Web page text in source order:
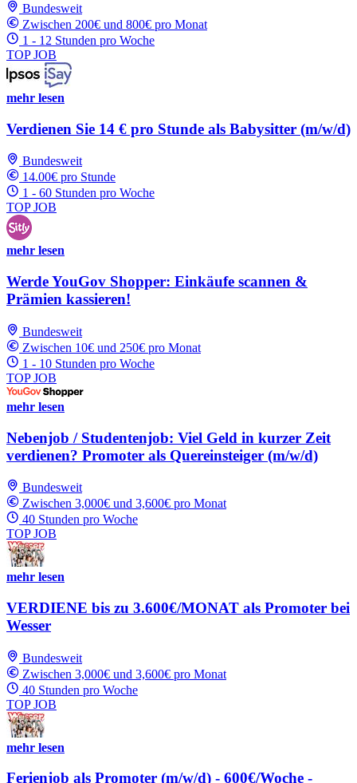
Bundesweit
Zwischen 200€ und 800€ pro Monat
1 - 12 Stunden pro Woche
TOP JOB
mehr lesen
Verdienen Sie 14 € pro Stunde als Babysitter (m/w/d)
Bundesweit
14.00€ pro Stunde
1 - 60 Stunden pro Woche
TOP JOB
mehr lesen
Werde YouGov Shopper: Einkäufe scannen &
Prämien kassieren!
Bundesweit
Zwischen 10€ und 250€ pro Monat
1 - 10 Stunden pro Woche
TOP JOB
mehr lesen
Nebenjob / Studentenjob: Viel Geld in kurzer Zeit
verdienen? Promoter als Quereinsteiger (m/w/d)
Bundesweit
Zwischen 3,000€ und 3,600€ pro Monat
40 Stunden pro Woche
TOP JOB
mehr lesen
VERDIENE bis zu 3.600€/MONAT als Promoter bei
Wesser
Bundesweit
Zwischen 3,000€ und 3,600€ pro Monat
40 Stunden pro Woche
TOP JOB
mehr lesen
Ferienjob als Promoter (m/w/d) - 600€/Woche -